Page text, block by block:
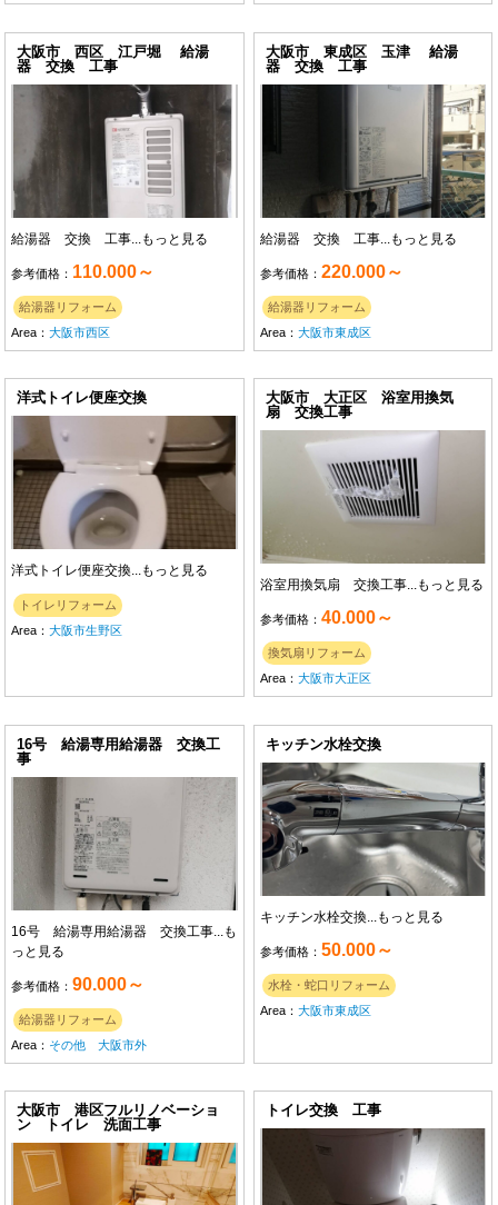
大阪市 西区 江戸堀 給湯
器 交換 工事
給湯器 交換 工事... もっと見る
参考価格： 110.000～
給湯器リフォーム
Area：大阪市西区
大阪市 東成区 玉津 給湯
器 交換 工事
給湯器 交換 工事... もっと見る
参考価格：220.000～
給湯器リフォーム
Area：大阪市東成区
洋式トイレ便座交換
洋式トイレ便座交換...もっと見る
トイレリフォーム
Area：大阪市生野区
大阪市 大正区 浴室用換気
扇 交換工事
浴室用換気扇 交換工事...もっと見る
参考価格：40.000～
換気扇リフォーム
Area：大阪市大正区
16号 給湯専用給湯器 交換工
事
16号 給湯専用給湯器 交換工事...
も
っと見る
参考価格：90.000～
給湯器リフォーム
Area： その他 大阪市外
キッチン水栓交換
キッチン水栓交換... もっと見る
参考価格：50.000～
水栓・蛇口リフォーム
Area：大阪市東成区
大阪市 港区フルリノベーショ
ン トイレ 洗面工事
トイレ交換 工事